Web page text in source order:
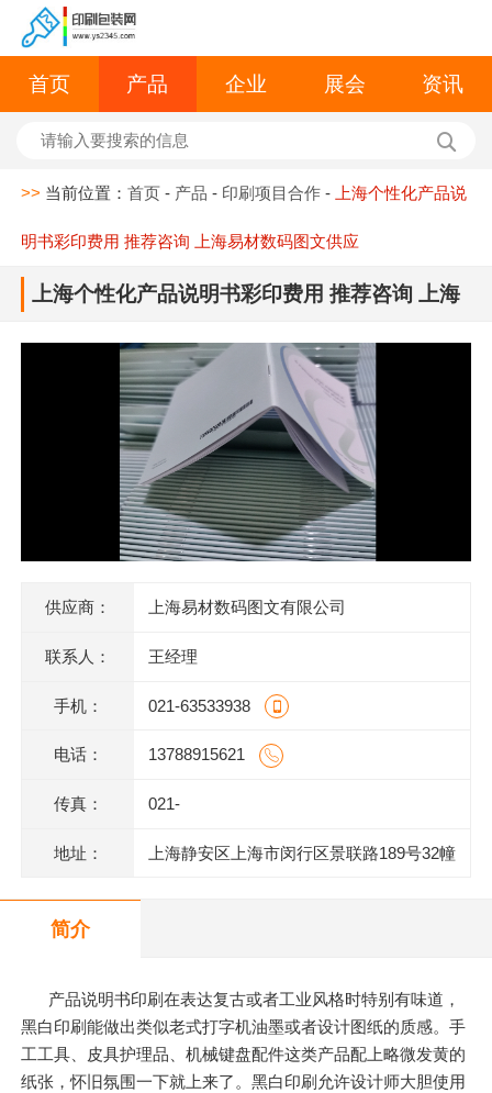
首页 产品 企业 展会 资讯
>> 当前位置：首页 - 产品 - 印刷项目合作 - 上海个性化产品说
明书彩印费用 推荐咨询 上海易材数码图文供应
上海个性化产品说明书彩印费用 推荐咨询 上海
供应商： 上海易材数码图文有限公司
联系人： 王经理
手机： 021-63533938
电话： 13788915621
传真： 021-
地址： 上海静安区上海市闵行区景联路189号32幢
简介
产品说明书印刷在表达复古或者工业风格时特别有味道，
黑白印刷能做出类似老式打字机油墨或者设计图纸的质感。手
工工具、皮具护理品、机械键盘配件这类产品配上略微发黄的
纸张，怀旧氛围一下就上来了。黑白印刷允许设计师大胆使用